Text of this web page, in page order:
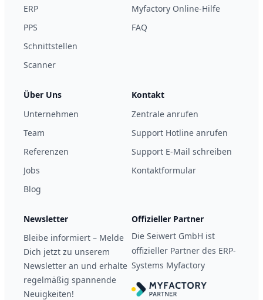
ERP
PPS
Schnittstellen
Scanner
Myfactory Online-Hilfe
FAQ
Über Uns
Unternehmen
Team
Referenzen
Jobs
Blog
Kontakt
Zentrale anrufen
Support Hotline anrufen
Support E-Mail schreiben
Kontaktformular
Newsletter
Bleibe informiert – Melde
Dich jetzt zu unserem
Newsletter an und erhalte
regelmäßig spannende
Neuigkeiten!
Offizieller Partner
Die Seiwert GmbH ist
offizieller Partner des ERP-
Systems Myfactory